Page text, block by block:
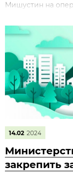
Мишустин на
14.02 2024
закрепить